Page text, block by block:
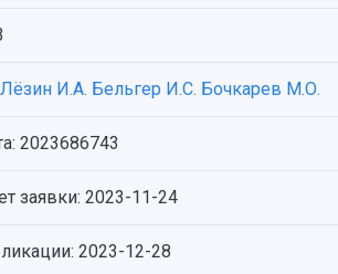
Лёзин И.А. Бельгер И.С. Бочкарев М.О.
2023686743
заявки: 2023-11-24
2023-12-28